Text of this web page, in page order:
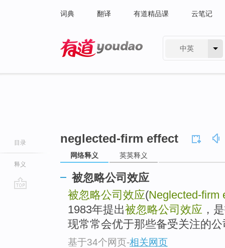
词典 翻译 有道精品课 云笔记
中英
目录
释义
neglected-firm effect
网络释义 英英释义
被忽略公司效应
被忽略公司效应(Neglected-firm
1983年提出被忽略公司效应 ，
现常常会优于那些备受关注的
基于34个网页-相关网页